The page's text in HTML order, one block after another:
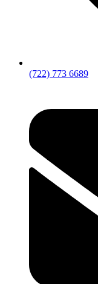
(722) 773 6689